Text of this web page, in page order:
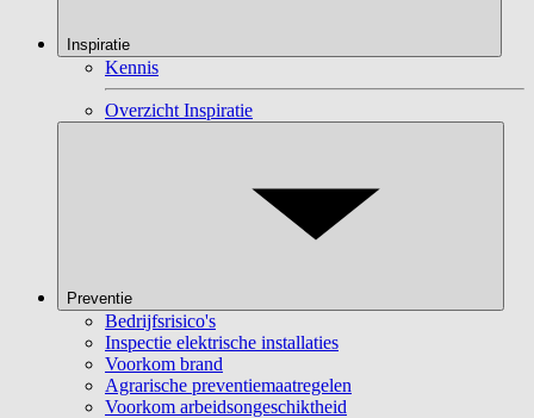
Inspiratie
Kennis
Overzicht Inspiratie
Preventie
Bedrijfsrisico's
Inspectie elektrische installaties
Voorkom brand
Agrarische preventiemaatregelen
Voorkom arbeidsongeschiktheid